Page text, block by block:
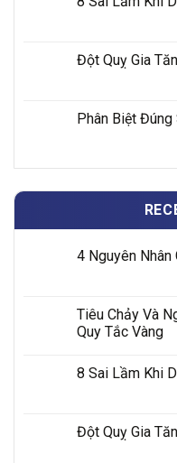
Đột Quỵ Gia
Phân Biệt Đúng
4 Nguyên Nhân
Tiêu Chảy Và
Quy Tắc Vàng
8 Sai Lầm Khi
Đột Quỵ Gia